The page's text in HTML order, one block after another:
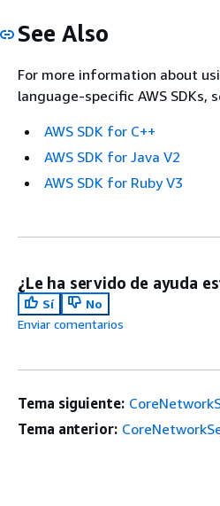
See Also
For more information about
language-specific AWS SDKs,
AWS SDK for C++
AWS SDK for Java V2
AWS SDK for Ruby V3
¿Le ha servido de ayuda
Sí
No
Enviar comentarios
Tema siguiente:
Tema anterior: